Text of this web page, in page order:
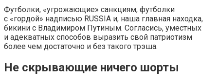
Футболки, «угрожающие» санкциям, футболки
с «гордой» надписью RUSSIA и, наша главная находка,
бикини с Владимиром Путиным. Согласись, уместных
и адекватных способов выразить свой патриотизм
более чем достаточно и без такого трэша.
Не скрывающие ничего шорты